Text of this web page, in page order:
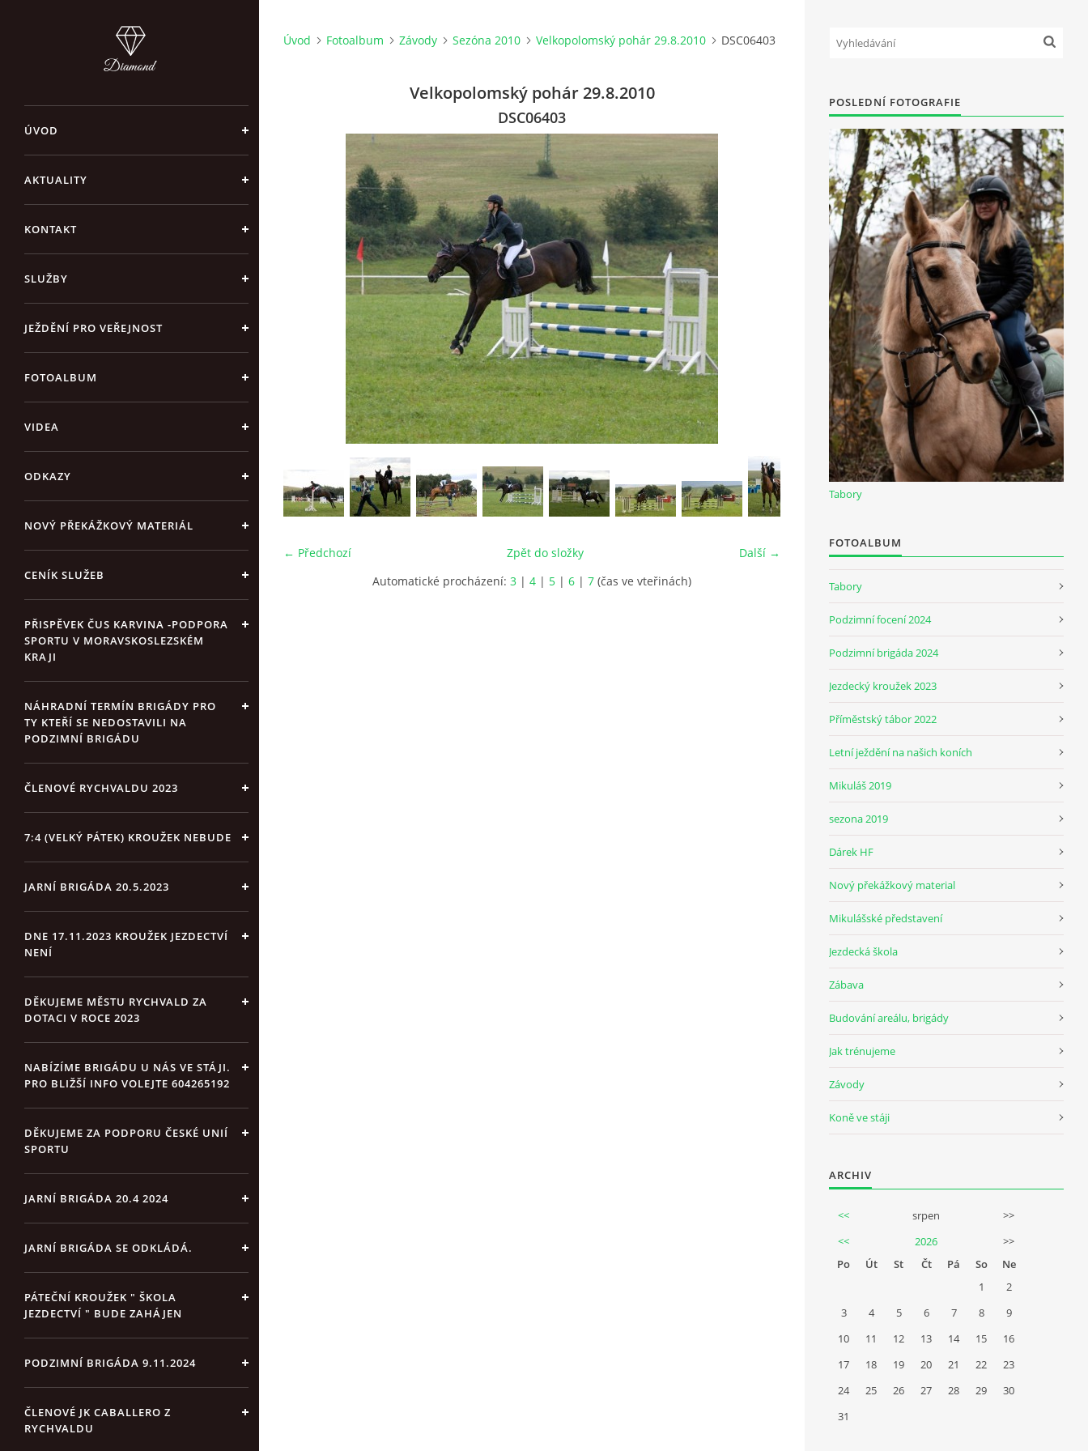
ÚVOD
AKTUALITY
KONTAKT
SLUŽBY
JEŽDĚNÍ PRO VEŘEJNOST
FOTOALBUM
VIDEA
ODKAZY
NOVÝ PŘEKÁŽKOVÝ MATERIÁL
CENÍK SLUŽEB
PŘISPĚVEK ČUS KARVINA -PODPORA
SPORTU V MORAVSKOSLEZSKÉM
KRAJI
NÁHRADNÍ TERMÍN BRIGÁDY PRO
TY KTEŘÍ SE NEDOSTAVILI NA
PODZIMNÍ BRIGÁDU
ČLENOVÉ RYCHVALDU 2023
7:4 (VELKÝ PÁTEK) KROUŽEK NEBUDE
JARNÍ BRIGÁDA 20.5.2023
DNE 17.11.2023 KROUŽEK JEZDECTVÍ
NENÍ
DĚKUJEME MĚSTU RYCHVALD ZA
DOTACI V ROCE 2023
NABÍZÍME BRIGÁDU U NÁS VE STÁJI.
PRO BLIŽŠÍ INFO VOLEJTE 604265192
DĚKUJEME ZA PODPORU ČESKÉ UNIÍ
SPORTU
JARNÍ BRIGÁDA 20.4 2024
JARNÍ BRIGÁDA SE ODKLÁDÁ.
PÁTEČNÍ KROUŽEK " ŠKOLA
JEZDECTVÍ " BUDE ZAHÁJEN
PODZIMNÍ BRIGÁDA 9.11.2024
ČLENOVÉ JK CABALLERO Z
RYCHVALDU
Úvod Fotoalbum Závody Sezóna 2010 Velkopolomský pohár 29.8.2010 DSC06403
Velkopolomský pohár 29.8.2010
DSC06403
← Předchozí Další →
Zpět do složky
Automatické procházení: 3 | 4 | 5 | 6 | 7 (čas ve vteřinách)
POSLEDNÍ FOTOGRAFIE
Tabory
FOTOALBUM
Tabory
Podzimní focení 2024
Podzimní brigáda 2024
Jezdecký kroužek 2023
Příměstský tábor 2022
Letní ježdění na našich koních
Mikuláš 2019
sezona 2019
Dárek HF
Nový překážkový material
Mikulášské představení
Jezdecká škola
Zábava
Budování areálu, brigády
Jak trénujeme
Závody
Koně ve stáji
ARCHIV
<< srpen
>>
<<
2026
>>
Po
Út St Čt Pá So
Ne
1
2
3
4 5 6 7 8
9
10
11 12 13 14 15
16
17
18 19 20 21 22
23
24
25 26 27 28 29
30
31